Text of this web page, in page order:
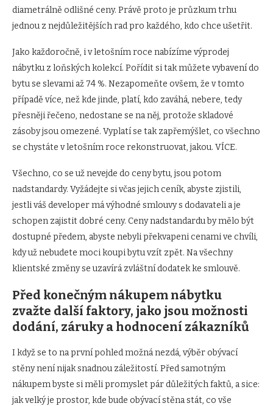
diametrálně odlišné ceny. Právě proto je průzkum trhu
jednou z nejdůležitějších rad pro každého, kdo chce ušetřit.
Jako každoročně, i v letošním roce nabízíme výprodej
nábytku z loňských kolekcí. Pořídit si tak můžete vybavení do
bytu se slevami až 74 %. Nezapomeňte ovšem, že v tomto
případě více, než kde jinde, platí, kdo zaváhá, nebere, tedy
přesněji řečeno, nedostane se na něj, protože skladové
zásoby jsou omezené. Vyplatí se tak zapřemýšlet, co všechno
se chystáte v letošním roce rekonstruovat, jakou. VÍCE.
Všechno, co se už nevejde do ceny bytu, jsou potom
nadstandardy. Vyžádejte si včas jejich ceník, abyste zjistili,
jestli váš developer má výhodné smlouvy s dodavateli a je
schopen zajistit dobré ceny. Ceny nadstandardu by mělo být
dostupné předem, abyste nebyli překvapeni cenami ve chvíli,
kdy už nebudete moci koupi bytu vzít zpět. Na všechny
klientské změny se uzavírá zvláštní dodatek ke smlouvě.
Před konečným nákupem nábytku
zvažte další faktory, jako jsou možnosti
dodání, záruky a hodnocení zákazníků
I když se to na první pohled možná nezdá, výběr obývací
stěny není nijak snadnou záležitostí. Před samotným
nákupem byste si měli promyslet pár důležitých faktů, a sice:
jak velký je prostor, kde bude obývací stěna stát, co vše